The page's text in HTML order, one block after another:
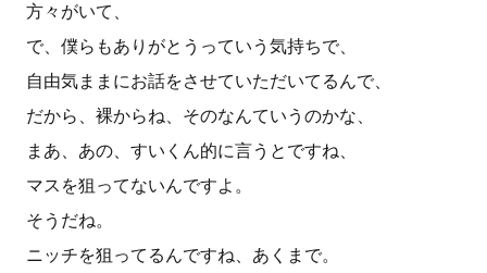
方々がいて、
で、僕らもありがとうっていう気持ちで、
自由気ままにお話をさせていただいてるんで、
だから、裸からね、そのなんていうのかな、
まあ、あの、すいくん的に言うとですね、
マスを狙ってないんですよ。
そうだね。
ニッチを狙ってるんですね、あくまで。